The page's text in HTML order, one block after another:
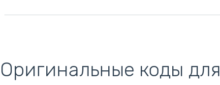
Оригинальные коды для